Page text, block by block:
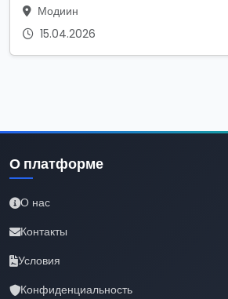
Модиин
15.04.2026
О платформе
О нас
Контакты
Условия
Конфиденциальность